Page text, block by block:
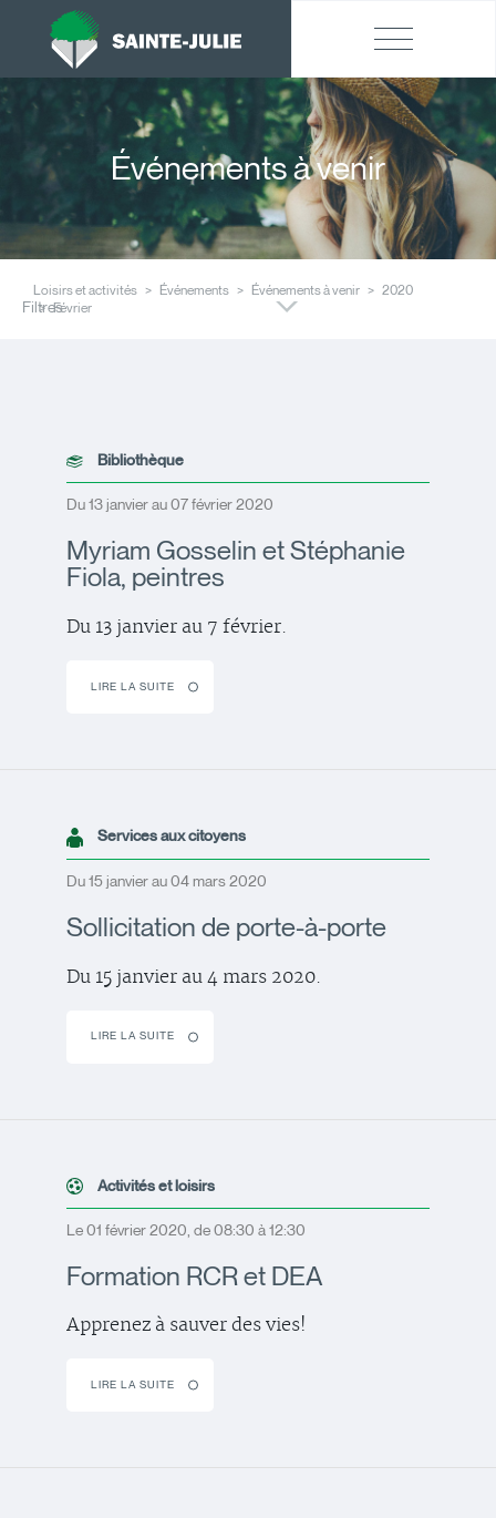
Événements à venir
Loisirs et activités Événements Événements à venir
2020
Février
Filtres
Bibliothèque
Du 13 janvier au 07 février 2020
Myriam Gosselin et Stéphanie
Fiola, peintres
Du 13 janvier au 7 février.
LIRE LA SUITE
Services aux citoyens
Du 15 janvier au 04 mars 2020
Sollicitation de porte-à-porte
Du 15 janvier au 4 mars 2020.
LIRE LA SUITE
Activités et loisirs
Le 01 février 2020, de 08:30 à 12:30
Formation RCR et DEA
Apprenez à sauver des vies!
LIRE LA SUITE